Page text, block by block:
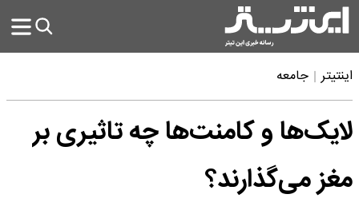
اینتیتر جامعه
لایک‌ها و کامنت‌ها چه تاثیری بر
مغز می‌گذارند؟